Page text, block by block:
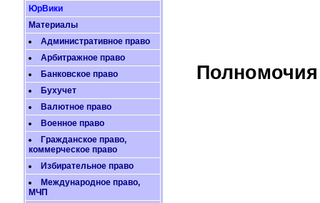
ЮрВики
Материалы
Административное право
Арбитражное право
Банковское право
Бухучет
Валютное право
Военное право
Гражданское право,
коммерческое право
Избирательное право
Международное право,
МЧП
Полномочия